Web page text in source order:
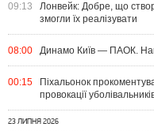
09:13
Лонвейк: Добре, що
змогли їх реалізувати
08:00 Динамо Київ — ПАОК.
00:15
Піхальонок
провокації
23 ЛИПНЯ 2026